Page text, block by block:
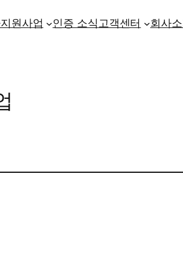
원사업 인증 소식고객센터 회사